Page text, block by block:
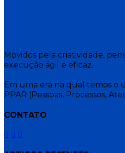
Movidos pela criatividade,
execução ágil e eficaz.
Em uma era na qual temos o
PPAR (Pessoas, Processos,
CONTATO